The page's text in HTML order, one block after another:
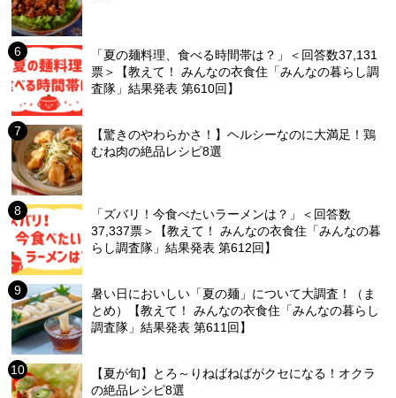
「夏の麺料理、食べる時間帯は？」＜回答数37,131
票＞【教えて！ みんなの衣食住「みんなの暮らし調
査隊」結果発表 第610回】
【驚きのやわらかさ！】ヘルシーなのに大満足！鶏
むね肉の絶品レシピ8選
「ズバリ！今食べたいラーメンは？」＜回答数
37,337票＞【教えて！ みんなの衣食住「みんなの暮
らし調査隊」結果発表 第612回】
暑い日においしい「夏の麺」について大調査！（ま
とめ）【教えて！ みんなの衣食住「みんなの暮らし
調査隊」結果発表 第611回】
【夏が旬】とろ～りねばねばがクセになる！オクラ
の絶品レシピ8選